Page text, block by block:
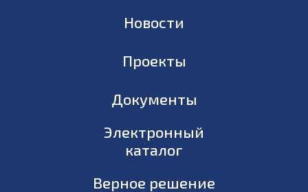
Новости
Проекты
Документы
Электронный
каталог
Верное решение